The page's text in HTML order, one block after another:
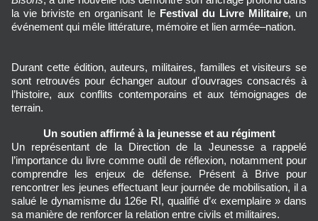
la vie briviste en organisant le Festival du Livre Militaire, un
événement qui mêle littérature, mémoire et lien armée–nation.
Durant cette édition, auteurs, militaires, familles et visiteurs se
sont retrouvés pour échanger autour d’ouvrages consacrés à
l’histoire, aux conflits contemporains et aux témoignages de
terrain.
Un soutien affirmé à la jeunesse et au régiment
Un représentant de la Direction de la Jeunesse a rappelé
l’importance du livre comme outil de réflexion, notamment pour
comprendre les enjeux de défense. Présent à Brive pour
rencontrer les jeunes effectuant leur journée de mobilisation, il a
salué le dynamisme du 126e RI, qualifié d’« exemplaire » dans
sa manière de renforcer la relation entre civils et militaires.